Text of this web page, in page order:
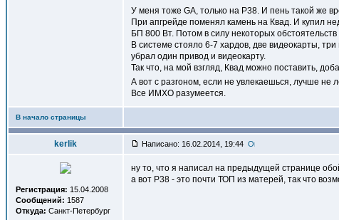
У меня тоже GA, только на P38. И пень такой же
При апгрейде поменял камень на Квад. И купил
БП 800 Вт. Потом в силу некоторых
В системе стояло 6-7 хардов, две видеокарты,
убрал один привод и видеокарту.
Так что, на мой взгляд, Квад можно поставить,
А вот с разгоном, если не увлекаешься, лучше не
Все ИМХО разумеется.
В начало страницы
kerlik Написано: 16.02.2014, 19:44
Регистрация: 15.04.2008
Сообщений: 1587
Откуда: Санкт-Петербург
ну то, что я написал на предыдущей странице
а вот Р38 - это почти ТОП из матерей, так что